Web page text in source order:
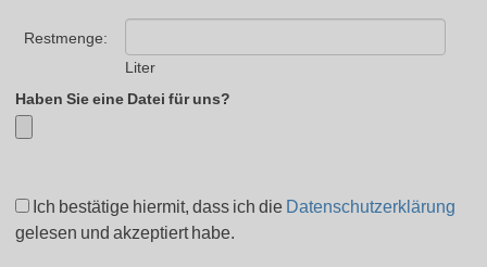
Restmenge:
Liter
Haben Sie eine Datei für uns?
Ich bestätige hiermit, dass ich die Datenschutzerklärung
gelesen und akzeptiert habe.